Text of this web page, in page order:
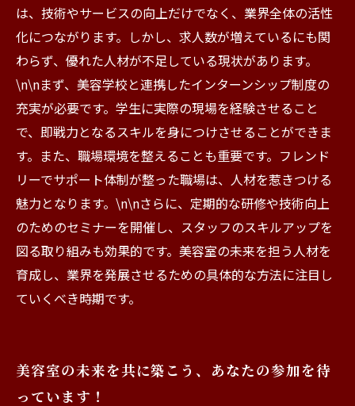
は、技術やサービスの向上だけでなく、業界全体の活性
化につながります。しかし、求人数が増えているにも関
わらず、優れた人材が不足している現状があります。
\n\nまず、美容学校と連携したインターンシップ制度の
充実が必要です。学生に実際の現場を経験させること
で、即戦力となるスキルを身につけさせることができま
す。また、職場環境を整えることも重要です。フレンド
リーでサポート体制が整った職場は、人材を惹きつける
魅力となります。\n\nさらに、定期的な研修や技術向上
のためのセミナーを開催し、スタッフのスキルアップを
図る取り組みも効果的です。美容室の未来を担う人材を
育成し、業界を発展させるための具体的な方法に注目し
ていくべき時期です。
美容室の未来を共に築こう、あなたの参加を待
っています！